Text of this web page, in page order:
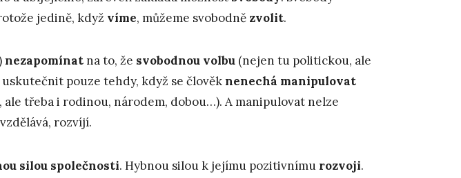
jedině, když víme, můžeme svobodně zvolit.
nezapomínatna to, že svobodnou volbu (nejen tu politickou, ale
pouze tehdy, když se člověknenechá manipulovat
třeba i rodinou, národem, dobou…). A manipulovat nelze
rozvíjí.
silou společnosti. Hybnou silou k jejímu pozitivnímu rozvoji.